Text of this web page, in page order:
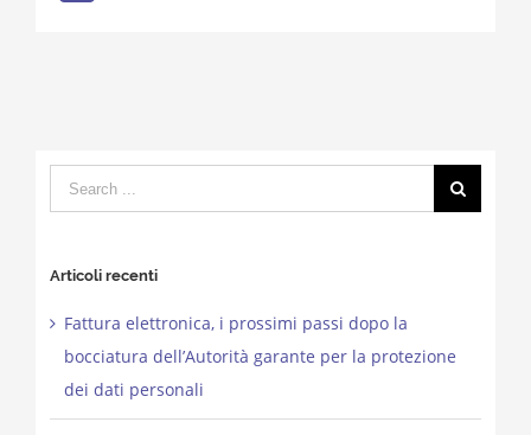
Search
for:
Articoli recenti
Fattura elettronica, i prossimi passi dopo la
bocciatura dell’Autorità garante per la protezione
dei dati personali